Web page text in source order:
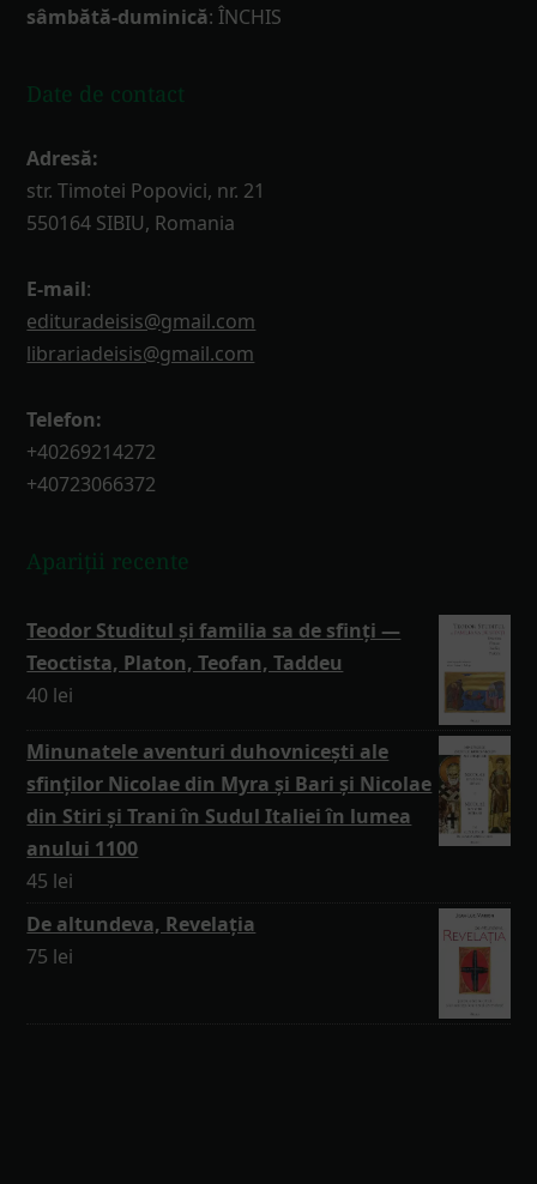
sâmbătă-duminică: ÎNCHIS
Date de contact
Adresă:
str. Timotei Popovici, nr. 21
550164 SIBIU, Romania
E-mail:
edituradeisis@gmail.com
librariadeisis@gmail.com
Telefon:
+40269214272
+40723066372
Apariții recente
Teodor Studitul și familia sa de sfinți —
Teoctista, Platon, Teofan, Taddeu
40 lei
Minunatele aventuri duhovnicești ale
sfinților Nicolae din Myra și Bari și Nicolae
din Stiri și Trani în Sudul Italiei în lumea
anului 1100
45 lei
De altundeva, Revelația
75 lei